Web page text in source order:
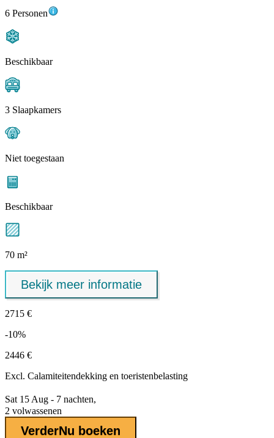
6 Personen
Beschikbaar
3 Slaapkamers
Niet toegestaan
Beschikbaar
70 m²
Bekijk meer informatie
2715 €
-10%
2446 €
Excl. Calamiteitendekking en toeristenbelasting
Sat 15 Aug - 7 nachten,
2 volwassenen
VerderNu boeken